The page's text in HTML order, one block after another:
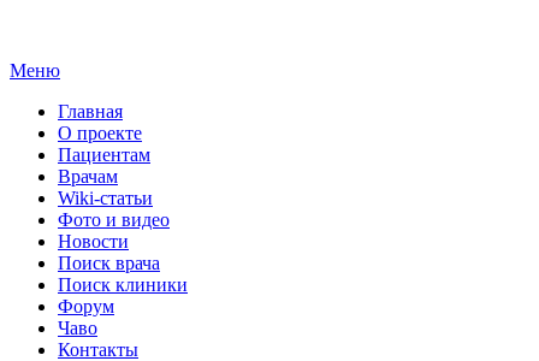
Меню
Главная
О проекте
Пациентам
Врачам
Wiki-статьи
Фото и видео
Новости
Поиск врача
Поиск клиники
Форум
Чаво
Контакты